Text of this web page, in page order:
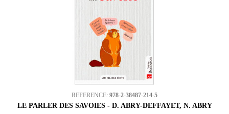
REFERENCE: 978-2-38487-214-5
LE PARLER DES SAVOIES - D. ABRY-DEFFAYET, N. ABRY